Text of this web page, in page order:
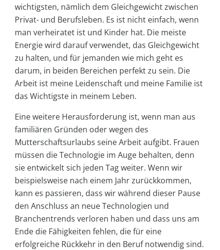
wichtigsten, nämlich dem Gleichgewicht zwischen
Privat- und Berufsleben. Es ist nicht einfach, wenn
man verheiratet ist und Kinder hat. Die meiste
Energie wird darauf verwendet, das Gleichgewicht
zu halten, und für jemanden wie mich geht es
darum, in beiden Bereichen perfekt zu sein. Die
Arbeit ist meine Leidenschaft und meine Familie ist
das Wichtigste in meinem Leben.
Eine weitere Herausforderung ist, wenn man aus
familiären Gründen oder wegen des
Mutterschaftsurlaubs seine Arbeit aufgibt. Frauen
müssen die Technologie im Auge behalten, denn
sie entwickelt sich jeden Tag weiter. Wenn wir
beispielsweise nach einem Jahr zurückkommen,
kann es passieren, dass wir während dieser Pause
den Anschluss an neue Technologien und
Branchentrends verloren haben und dass uns am
Ende die Fähigkeiten fehlen, die für eine
erfolgreiche Rückkehr in den Beruf notwendig sind.